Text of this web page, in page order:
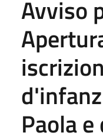
Avviso
Paola e